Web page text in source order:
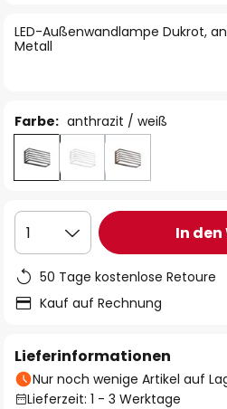
springen
LED-Außenwandlampe Dukrot,
Metall
Farbe: anthrazit / weiß
1 In
50 Tage kostenlose Retoure
Kauf auf Rechnung
Lieferinformationen
Nur noch wenige Artikel auf
Lieferzeit: 1 - 3 Werktage